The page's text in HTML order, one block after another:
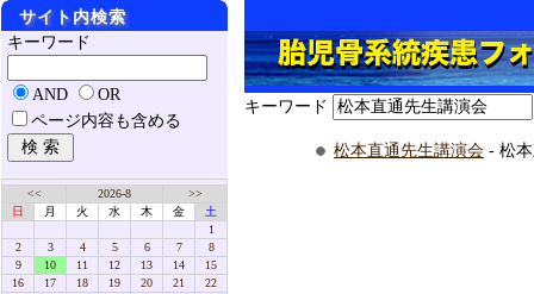
キーワード
松本直通先生講演会 - 松
サイト内検索
キーワード
AND
OR
ページ内容も含める
<< 2026-8
>>
日
月 火 水 木 金
土
1
2
3 4 5 6 7
8
9
10 11 12 13 14
15
16
17 18 19 20 21
22